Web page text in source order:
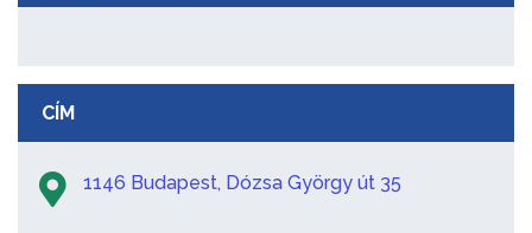
CÍM
1146 Budapest, Dózsa György út 35